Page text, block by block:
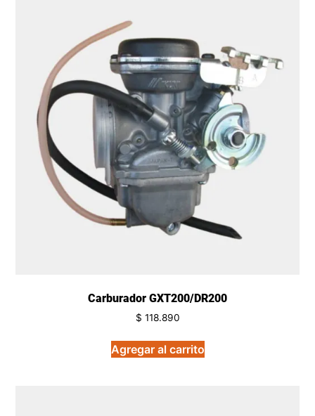
Carburador GXT200/DR200
$ 118.890
Agregar al carrito